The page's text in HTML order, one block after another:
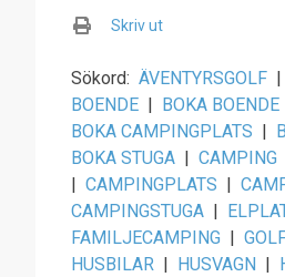
Skriv ut
Sökord: ÄVENTYRSGOLF |
BOENDE | BOKA BOENDE
BOKA CAMPINGPLATS |
BOKA STUGA | CAMPING
| CAMPINGPLATS |
CAMPINGSTUGA |
FAMILJECAMPING |
HUSBILAR | HUSVAGN |